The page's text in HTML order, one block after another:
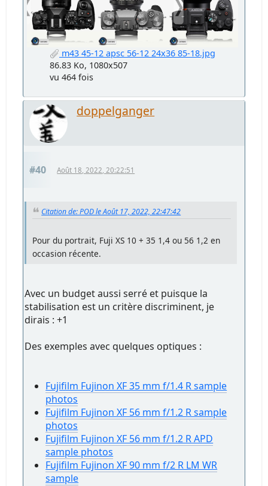
m43 45-12 apsc 56-12 24x36 85-18.jpg
86.83 Ko, 1080x507
vu 464 fois
doppelganger
#40 Août 18, 2022, 20:22:51
Citation de: POD le Août 17, 2022, 22:47:42
Pour du portrait, Fuji XS 10 + 35 1,4 ou 56 1,2 en
occasion récente.
Avec un budget aussi serré et puisque la
stabilisation est un critère discriminent, je
dirais : +1
Des exemples avec quelques optiques :
Fujifilm Fujinon XF 35 mm f/1.4 R sample
photos
Fujifilm Fujinon XF 56 mm f/1.2 R sample
photos
Fujifilm Fujinon XF 56 mm f/1.2 R APD
sample photos
Fujifilm Fujinon XF 90 mm f/2 R LM WR
sample